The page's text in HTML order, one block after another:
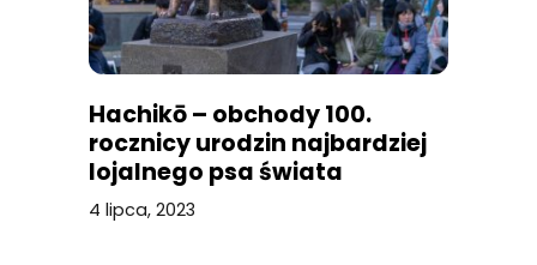
Hachikō – obchody 100.
rocznicy urodzin najbardziej
lojalnego psa świata
4 lipca, 2023